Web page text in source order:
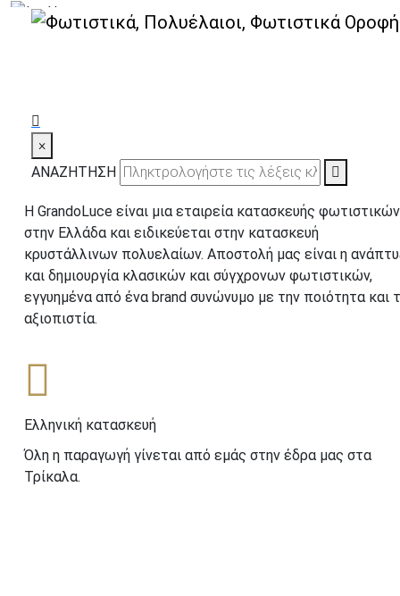
×
ΑΝΑΖΗΤΗΣΗ
GrandoLuce
Η GrandoLuce είναι μια εταιρεία κατασκευής φωτιστικών
στην Ελλάδα και ειδικεύεται στην κατασκευή
κρυστάλλινων πολυελαίων. Αποστολή μας είναι η
και δημιουργία κλασικών και σύγχρονων φωτιστικών,
εγγυημένα από ένα brand συνώνυμο με την ποιότητα και
αξιοπιστία.
Ελληνική κατασκευή
Όλη η παραγωγή γίνεται από εμάς στην έδρα μας στα
Τρίκαλα.